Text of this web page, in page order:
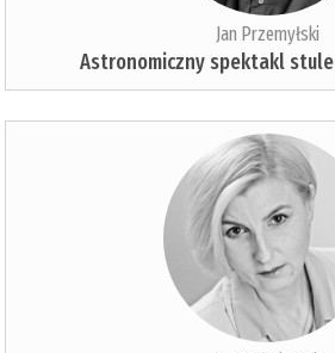
Jan Przemyłski
Astronomiczny spektakl